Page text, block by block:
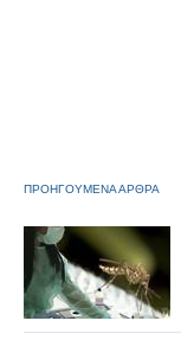
ΠΡΟΗΓΟΥΜΕΝΑ ΑΡΘΡΑ